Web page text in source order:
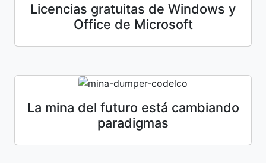
Licencias gratuitas de Windows y
Office de Microsoft
La mina del futuro está cambiando
paradigmas